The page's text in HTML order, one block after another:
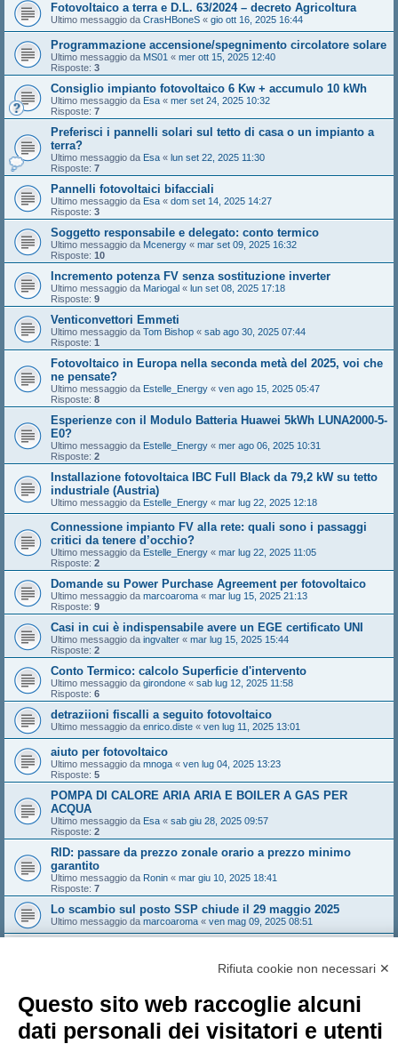
Fotovoltaico a terra e D.L. 63/2024 – decreto Agricoltura
Ultimo messaggio da CrasHBoneS « gio ott 16, 2025 16:44
Programmazione accensione/spegnimento circolatore solare
Ultimo messaggio da MS01 « mer ott 15, 2025 12:40
Risposte: 3
Consiglio impianto fotovoltaico 6 Kw + accumulo 10 kWh
Ultimo messaggio da Esa « mer set 24, 2025 10:32
Risposte: 7
Preferisci i pannelli solari sul tetto di casa o un impianto a
terra?
Ultimo messaggio da Esa « lun set 22, 2025 11:30
Risposte: 7
Pannelli fotovoltaici bifacciali
Ultimo messaggio da Esa « dom set 14, 2025 14:27
Risposte: 3
Soggetto responsabile e delegato: conto termico
Ultimo messaggio da Mcenergy « mar set 09, 2025 16:32
Risposte: 10
Incremento potenza FV senza sostituzione inverter
Ultimo messaggio da Mariogal « lun set 08, 2025 17:18
Risposte: 9
Venticonvettori Emmeti
Ultimo messaggio da Tom Bishop « sab ago 30, 2025 07:44
Risposte: 1
Fotovoltaico in Europa nella seconda metà del 2025, voi che
ne pensate?
Ultimo messaggio da Estelle_Energy « ven ago 15, 2025 05:47
Risposte: 8
Esperienze con il Modulo Batteria Huawei 5kWh LUNA2000-5-
E0?
Ultimo messaggio da Estelle_Energy « mer ago 06, 2025 10:31
Risposte: 2
Installazione fotovoltaica IBC Full Black da 79,2 kW su tetto
industriale (Austria)
Ultimo messaggio da Estelle_Energy « mar lug 22, 2025 12:18
Connessione impianto FV alla rete: quali sono i passaggi
critici da tenere d’occhio?
Ultimo messaggio da Estelle_Energy « mar lug 22, 2025 11:05
Risposte: 2
Domande su Power Purchase Agreement per fotovoltaico
Ultimo messaggio da marcoaroma « mar lug 15, 2025 21:13
Risposte: 9
Casi in cui è indispensabile avere un EGE certificato UNI
Ultimo messaggio da ingvalter « mar lug 15, 2025 15:44
Risposte: 2
Conto Termico: calcolo Superficie d'intervento
Ultimo messaggio da girondone « sab lug 12, 2025 11:58
Risposte: 6
detraziioni fiscalli a seguito fotovoltaico
Ultimo messaggio da enrico.diste « ven lug 11, 2025 13:01
aiuto per fotovoltaico
Ultimo messaggio da mnoga « ven lug 04, 2025 13:23
Risposte: 5
POMPA DI CALORE ARIA ARIA E BOILER A GAS PER
ACQUA
Ultimo messaggio da Esa « sab giu 28, 2025 09:57
Risposte: 2
RID: passare da prezzo zonale orario a prezzo minimo
garantito
Ultimo messaggio da Ronin « mar giu 10, 2025 18:41
Risposte: 7
Lo scambio sul posto SSP chiude il 29 maggio 2025
Ultimo messaggio da marcoaroma « ven mag 09, 2025 08:51
Nuovo argomento
Pagina di
1 2 3 4 5 13 Prossimo
Rifiuta cookie non necessari ✕
Questo sito web raccoglie alcuni
dati personali dei visitatori e utenti